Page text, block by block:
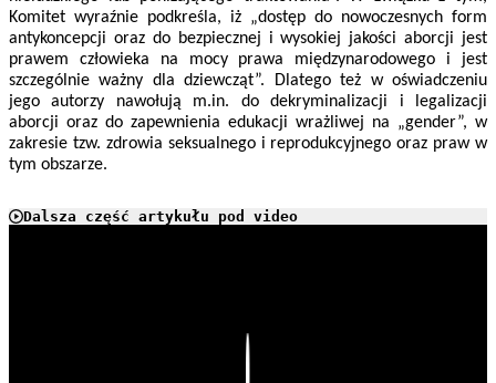
Komitet wyraźnie podkreśla, iż „dostęp do nowoczesnych form
antykoncepcji oraz do bezpiecznej i wysokiej jakości aborcji jest
prawem człowieka na mocy prawa międzynarodowego i jest
szczególnie ważny dla dziewcząt”. Dlatego też w oświadczeniu
jego autorzy nawołują m.in. do dekryminalizacji i legalizacji
aborcji oraz do zapewnienia edukacji wrażliwej na „gender”, w
zakresie tzw. zdrowia seksualnego i reprodukcyjnego oraz praw w
tym obszarze.
Dalsza część artykułu pod video